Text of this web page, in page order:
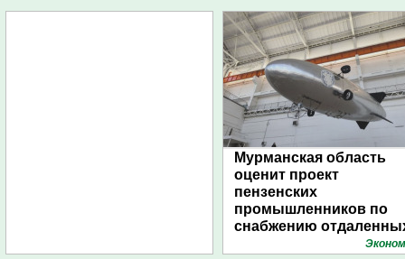
Мурманская область
оценит проект
пензенских
промышленников по
снабжению
поселений с помощью